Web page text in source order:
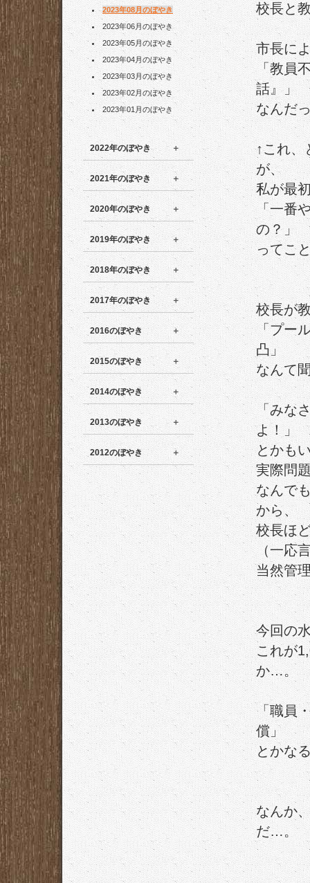
2023年08月のぼやき
2023年06月のぼやき
2023年05月のぼやき
2023年04月のぼやき
2023年03月のぼやき
2023年02月のぼやき
2023年01月のぼやき
2022年のぼやき
2021年のぼやき
2020年のぼやき
2019年のぼやき
2018年のぼやき
2017年のぼやき
2016のぼやき
2015のぼやき
2014のぼやき
2013のぼやき
2012のぼやき
校長と
市長に
「教員
話』」
なんだ
↑これ、
が、
私が最
「一番
の？」
ってこ
校長が
「プー
凸」
なんて
「みな
よ！」
とかも
実際問
なんで
から、
校長ほ
（一応
当然管
今回の
これが
か…。
「職員
償」
とかな
なんか
だ…。